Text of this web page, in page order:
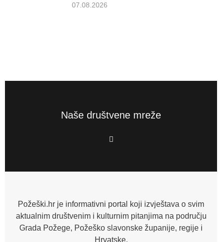
07.08.2026
Naše društvene mreže
F
a
o
f
Požeški.hr je informativni portal koji izvještava o svim
aktualnim društvenim i kulturnim pitanjima na području
Grada Požege, Požeško slavonske županije, regije i
Hrvatske.